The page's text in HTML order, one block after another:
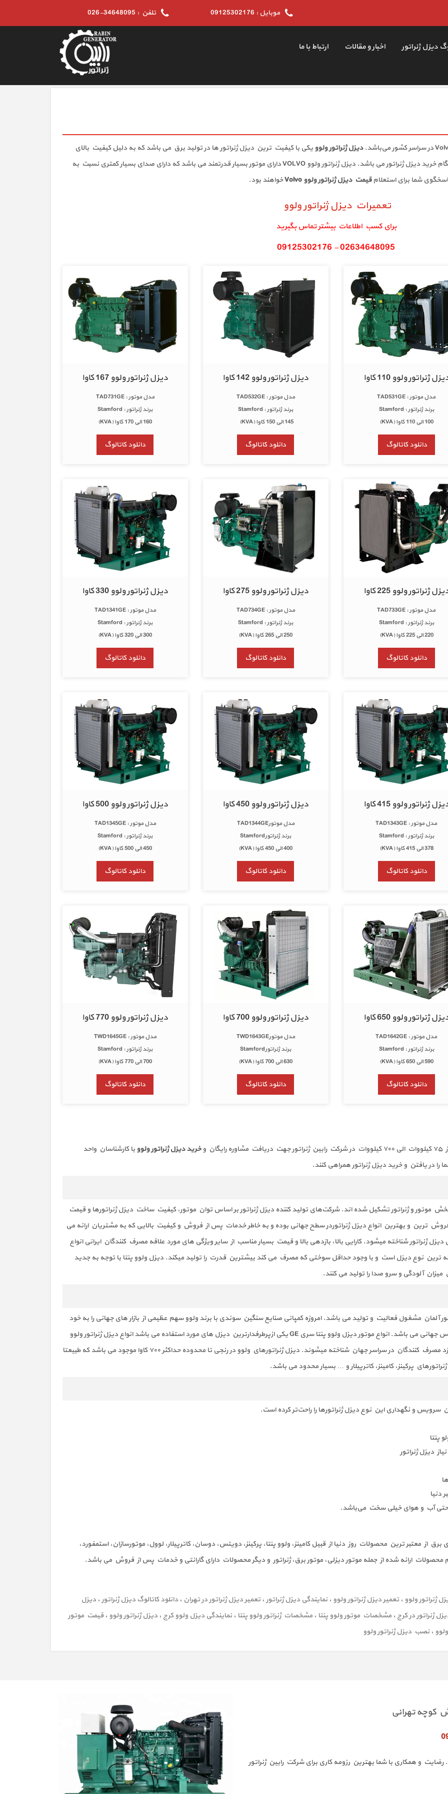
تلفن : 34648095-026 موبایل : 09125302176
دیزل ژنراتور اخبار و مقالات ارتباط با ما
دیزل ژنراتور ولوویکی با کیفیت ترین دیزل ژنراتور ها در تولید برق می باشد که به دلیل کیفیت بالای
این دیزل ژنراتور ها همراه یکی از گزینه های مشتریان هنگام خرید دیزل ژنراتور می باشد. دیزل ژنراتور ولوو VOLVO دارای موتور بسیار قدرتمند می باشد که دارای صدای بسیار کمتری نسبت به
شما برای استعلامقیمت دیزل ژنراتور ولوو Volvo خواهند بود.
تعمیرات دیزل ژنراتور ولوو
ژنراتور ولوو 110 کاوا
مدل موتور : TAD531GE
برند ژنراتور : Stamford
100 الی 110 کاوا (KVA)
دانلود کاتالوگ
دیزل ژنراتور ولوو 142 کاوا
مدل موتور : TAD532GE
برند ژنراتور : Stamford
145 الی 150 کاوا (KVA)
دانلود کاتالوگ
دیزل ژنراتور ولوو 167 کاوا
مدل موتور : TAD731GE
برند ژنراتور : Stamford
160 الی 170 کاوا (KVA)
دانلود کاتالوگ
ژنراتور ولوو 225 کاوا
مدل موتور : TAD733GE
برند ژنراتور : Stamford
220 الی 225 کاوا (KVA)
دانلود کاتالوگ
دیزل ژنراتور ولوو 275 کاوا
مدل موتور : TAD734GE
برند ژنراتور : Stamford
250 الی 265 کاوا (KVA)
دانلود کاتالوگ
دیزل ژنراتور ولوو 330 کاوا
مدل موتور : TAD1341GE
برند ژنراتور : Stamford
300 الی 320 کاوا (KVA)
دانلود کاتالوگ
ژنراتور ولوو 415 کاوا
مدل موتور : TAD1343GE
برند ژنراتور : Stamford
378 الی 415 کاوا (KVA)
دانلود کاتالوگ
دیزل ژنراتور ولوو 450 کاوا
مدل موتورTAD1344GE
برند ژنراتورStamford
400 الی 450 کاوا (KVA)
دانلود کاتالوگ
دیزل ژنراتور ولوو 500 کاوا
مدل موتور : TAD1345GE
برند ژنراتور : Stamford
450 الی 500 کاوا (KVA)
دانلود کاتالوگ
ژنراتور ولوو 650 کاوا
مدل موتور : TAD1642GE
برند ژنراتور : Stamford
590 الی 650 کاوا (KVA)
دانلود کاتالوگ
دیزل ژنراتور ولوو 700 کاوا
مدل موتورTWD1643GE
برند ژنراتورStamford
630 الی 700 کاوا (KVA)
دانلود کاتالوگ
دیزل ژنراتور ولوو 770 کاوا
مدل موتور : TWD1645GE
برند ژنراتور : Stamford
700 الی 770 کاوا (KVA)
دانلود کاتالوگ
و خرید دیزل ژنراتور ولووبا کارشناسان واحد
در یافتن و خرید دیزل ژنراتور همراهی کنند.
موتور و ژنراتور تشکیل شده اند. شرکت‌های تولید کننده دیزل ژنراتور بر اساس توان موتور، کیفیت ساخت دیزل ژنراتور‌ها و قیمت
ترین و بهترین انواع دیزل ژنراتوردر سطح جهانی بوده و به خاطر خدمات پس از فروش و کیفیت بالایی که به مشتریان ارائه می
ژنراتور شناخته میشود. کارایی بالا، بازدهی بالا و قیمت بسیار مناسب از سایر ویژگی های مورد علاقه مصرف کنندگان ایرانی انواع
ترین نوع دیزل است و با وجود حداقل سوختی که مصرف می کند بیشترین قدرت را تولید میکند. دیزل ولوو پنتا با توجه به جدید
آلودگی و سرو صدا را تولید می کنند.
آلمان مشغول فعالیت و تولید می باشد. امروزه کمپانی صنایع سنگین سوئدی با برند ولوو سهم عظیمی از بازار های جهانی را به خود
اختصاص داده و یکی از شرکت های موفق صنعتی در مقیاس جهانی می باشد. انواع موتور دیزل ولوو پنتا سری GE یکی ازپرطرفدارترین دیزل های مورد استفاده می باشد انواع دیزل ژنراتور ولوو
پنتا به عنوان یک دیزل ژنراتور با کیفیت و خوش سابقه نزد مصرف کنندگان در سراسر جهان شناخته میشوند. دیزل ژنراتورهای ولوو در رنجی تا محدوده حداکثر ۷۰۰ کاوا موجود می باشد که طبیعتا
پرکینز، کامینز، کاترپیلار و … بسیار محدود می باشد.
سرویس و نگهداری این نوع دیزل ژنراتور‌ها را راحت‌تر کرده است.
پنتا
دیزل ژنراتور
دنیا
حتی آب و هوای خیلی سخت می‌باشد.
از معتبر ترین محصولات روز دنیا از قبیل کامینز، ولوو پنتا، پرکینز، دویتس، دوسان، کاترپیلار، لوول، موتورسازان، استمفورد،
ارائه شده از جمله موتور دیزلی، موتور برق، ژنراتور و دیگر محصولات دارای گارانتی و خدمات پس از فروش می باشد.
ژنراتور ولوو ، تعمیر دیزل ژنراتور ولوو ، نمایندگی دیزل ژنراتور ، تعمیر دیزل ژنراتور در تهران ، دانلود کاتالوگ دیزل ژنراتور ، دیزل
ژنراتور در کرج ، مشخصات موتور ولوو پنتا ، مشخصات ژنراتور ولوو پنتا ، نمایندگی دیزل ولوو کرج ، دیزل ژنراتور ولوو ، قیمت موتور
، نصب دیزل ژنراتور ولوو
و همکاری با شما بهترین رزومه کاری برای شرکت رابین ژنراتور